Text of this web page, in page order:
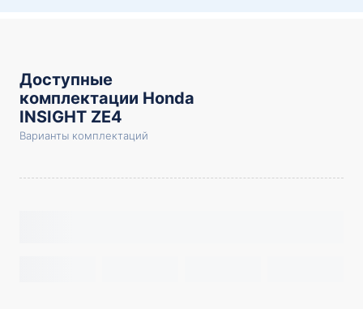
Доступные
комплектации Honda
INSIGHT ZE4
Варианты комплектаций